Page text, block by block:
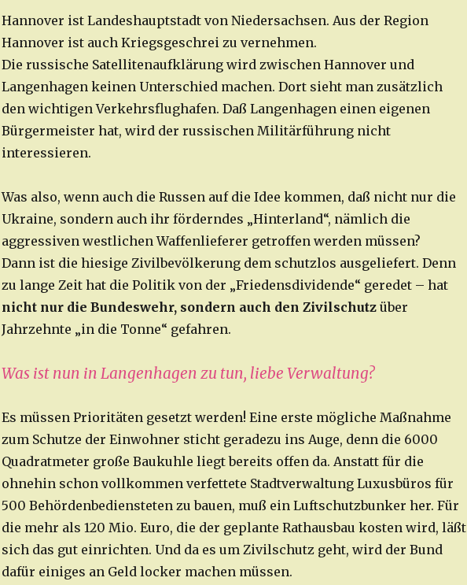
Hannover ist Landeshauptstadt von Niedersachsen. Aus der Region
Hannover ist auch Kriegsgeschrei zu vernehmen.
Die russische Satellitenaufklärung wird zwischen Hannover und
Langenhagen keinen Unterschied machen. Dort sieht man zusätzlich
den wichtigen Verkehrsflughafen. Daß Langenhagen einen eigenen
Bürgermeister hat, wird der russischen Militärführung nicht
interessieren.
Was also, wenn auch die Russen auf die Idee kommen, daß nicht nur die
Ukraine, sondern auch ihr förderndes „Hinterland“, nämlich die
aggressiven westlichen Waffenlieferer getroffen werden müssen?
Dann ist die hiesige Zivilbevölkerung dem schutzlos ausgeliefert. Denn
zu lange Zeit hat die Politik von der „Friedensdividende“ geredet – hat
nicht nur die Bundeswehr, sondern auch den Zivilschutzüber
Jahrzehnte „in die Tonne“ gefahren.
Was ist nun in Langenhagen zu tun, liebe Verwaltung?
Es müssen Prioritäten gesetzt werden! Eine erste mögliche Maßnahme
zum Schutze der Einwohner sticht geradezu ins Auge, denn die 6000
Quadratmeter große Baukuhle liegt bereits offen da. Anstatt für die
ohnehin schon vollkommen verfettete Stadtverwaltung Luxusbüros für
500 Behördenbediensteten zu bauen, muß ein Luftschutzbunker her. Für
die mehr als 120 Mio. Euro, die der geplante Rathausbau kosten wird, läßt
sich das gut einrichten. Und da es um Zivilschutz geht, wird der Bund
dafür einiges an Geld locker machen müssen.